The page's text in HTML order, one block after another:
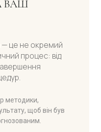
ВАШ
— це не окремий
процес: від
методики,
щоб він був